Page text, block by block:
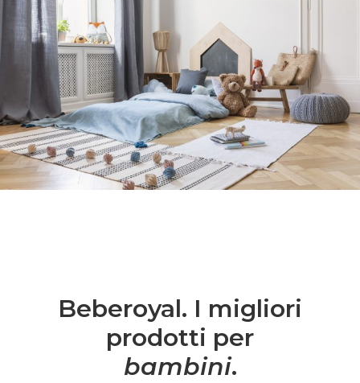
Beberoyal. I migliori
prodotti per
bambini.